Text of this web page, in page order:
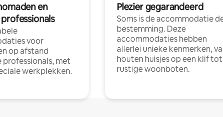
en
voor
op afstand
professionals, met
werkplekken.
Plezier gegarandeerd
Soms is de accommodatie
bestemming. Deze
accommodaties hebben
allerlei unieke kenmerken,
houten huisjes op een klif tot
rustige woonboten.